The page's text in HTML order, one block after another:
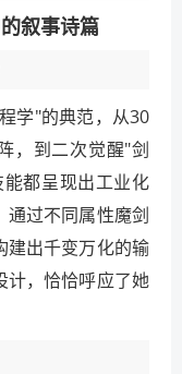
叙事诗篇
学"的典范，从30
，到二次觉醒"剑
都呈现出工业化
通过不同属性魔剑
建出千变万化的输
计，恰恰呼应了她